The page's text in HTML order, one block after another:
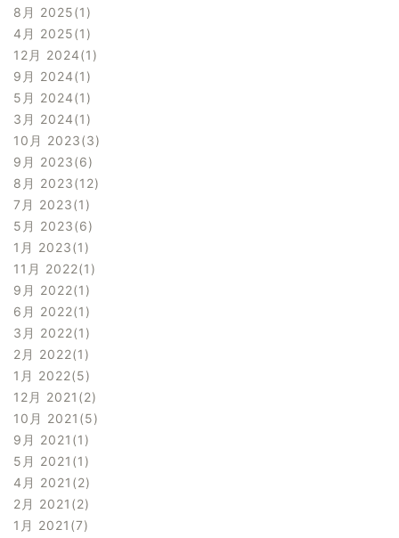
8月 2025 1
4月 2025 1
12月 2024 1
9月 2024 1
5月 2024 1
3月 2024 1
10月 2023 3
9月 2023 6
8月 2023 12
7月 2023 1
5月 2023 6
1月 2023 1
11月 2022 1
9月 2022 1
6月 2022 1
3月 2022 1
2月 2022 1
1月 2022 5
12月 2021 2
10月 2021 5
9月 2021 1
5月 2021 1
4月 2021 2
2月 2021 2
1月 2021 7